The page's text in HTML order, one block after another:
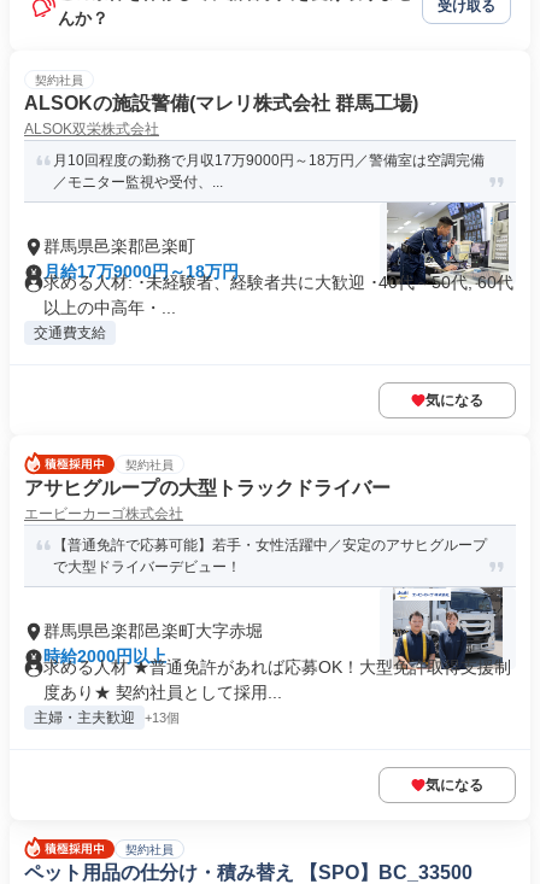
んか？
受け取る
契約社員
ALSOKの施設警備(マレリ株式会社 群馬工場)
ALSOK双栄株式会社
月10回程度の勤務で月収17万9000円～18万円／警備室は空調完備
／モニター監視や受付、...
群馬県邑楽郡邑楽町
月給17万9000円～18万円
求める人材: ･未経験者、経験者共に大歓迎 ･40代～50代, 60代
以上の中高年・...
交通費支給
気になる
契約社員
アサヒグループの大型トラックドライバー
エービーカーゴ株式会社
【普通免許で応募可能】若手・女性活躍中／安定のアサヒグループ
で大型ドライバーデビュー！
群馬県邑楽郡邑楽町大字赤堀
時給2000円以上
求める人材 ★普通免許があれば応募OK！大型免許取得支援制
度あり★ 契約社員として採用...
主婦・主夫歓迎 +13個
気になる
契約社員
ペット用品の仕分け・積み替え 【SPO】BC_33500